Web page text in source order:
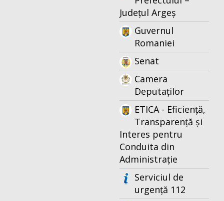
Județul Argeș
Guvernul
Romaniei
Senat
Camera
Deputaților
ETICA - Eficiență,
Transparență și
Interes pentru
Conduita din
Administrație
Serviciul de
urgență 112